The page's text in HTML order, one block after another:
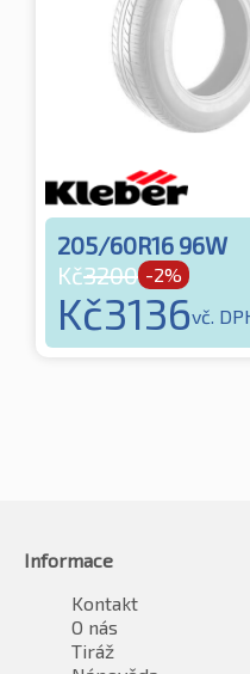
205/60R16 96W
Kč3200 -2%
Kč3136vč.
Informace
Kontakt
O nás
Tiráž